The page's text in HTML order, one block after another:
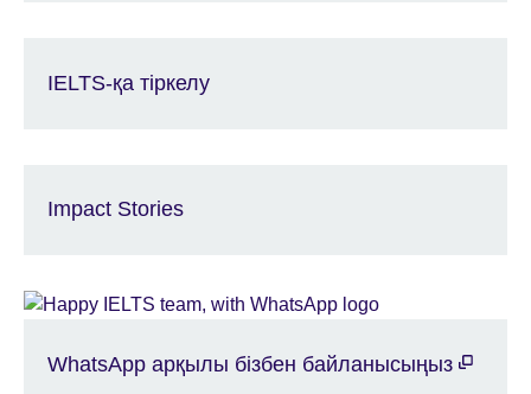
IELTS-қа тіркелу
Impact Stories
WhatsApp арқылы бізбен байланысыңыз